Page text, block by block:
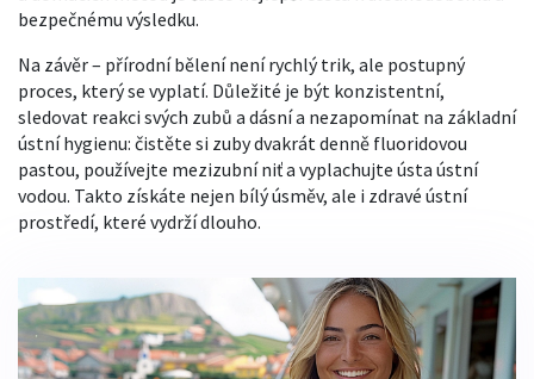
bezpečnému výsledku.
Na závěr – přírodní bělení není rychlý trik, ale postupný
proces, který se vyplatí. Důležité je být konzistentní,
sledovat reakci svých zubů a dásní a nezapomínat na základní
ústní hygienu: čistěte si zuby dvakrát denně fluoridovou
pastou, používejte mezizubní niť a vyplachujte ústa ústní
vodou. Takto získáte nejen bílý úsměv, ale i zdravé ústní
prostředí, které vydrží dlouho.